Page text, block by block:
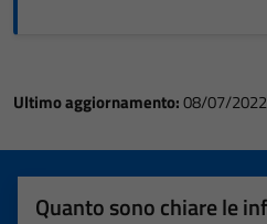
Ultimo aggiornamento:08/07/
Quanto sono chiare le